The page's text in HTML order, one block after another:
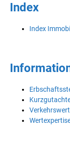
Index
Index